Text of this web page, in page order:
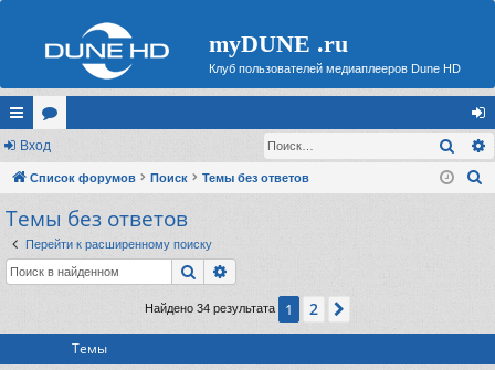
myDUNE .ru
Клуб пользователей медиаплееров Dune HD
с
ы
лк
и
ор
ум
хо
д
Вход
Список форумов Поиск Темы без ответов
Темы без ответов
Перейти к расширенному поиску
Поиск
Найдено 34 результата 1 2
Темы